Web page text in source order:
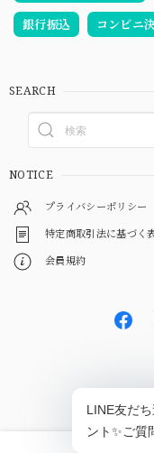
銀行振込 コンビニ
SEARCH
NOTICE
プライバシーポリシー
特定商取引法に基づく
会員規約